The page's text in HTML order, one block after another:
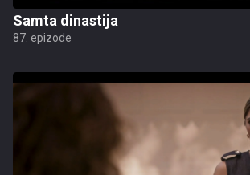
Samta dinastija
87. epizode